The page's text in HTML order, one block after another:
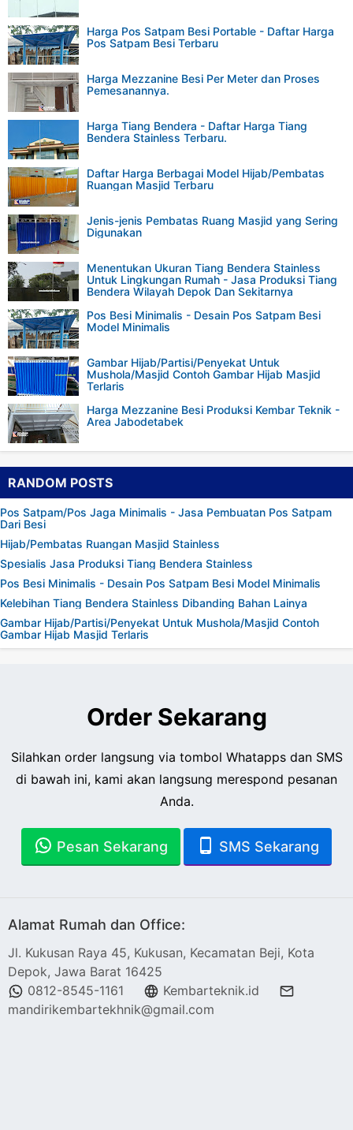
Harga Pos Satpam Besi Portable - Daftar Harga
Pos Satpam Besi Terbaru
Harga Mezzanine Besi Per Meter dan Proses
Pemesanannya.
Harga Tiang Bendera - Daftar Harga Tiang
Bendera Stainless Terbaru.
Daftar Harga Berbagai Model Hijab/Pembatas
Ruangan Masjid Terbaru
Jenis-jenis Pembatas Ruang Masjid yang Sering
Digunakan
Menentukan Ukuran Tiang Bendera Stainless
Untuk Lingkungan Rumah - Jasa Produksi Tiang
Bendera Wilayah Depok Dan Sekitarnya
Pos Besi Minimalis - Desain Pos Satpam Besi
Model Minimalis
Gambar Hijab/Partisi/Penyekat Untuk
Mushola/Masjid Contoh Gambar Hijab Masjid
Terlaris
Harga Mezzanine Besi Produksi Kembar Teknik -
Area Jabodetabek
RANDOM POSTS
Pos Satpam/Pos Jaga Minimalis - Jasa Pembuatan Pos Satpam
Dari Besi
Hijab/Pembatas Ruangan Masjid Stainless
Spesialis Jasa Produksi Tiang Bendera Stainless
Pos Besi Minimalis - Desain Pos Satpam Besi Model Minimalis
Kelebihan Tiang Bendera Stainless Dibanding Bahan Lainya
Gambar Hijab/Partisi/Penyekat Untuk Mushola/Masjid Contoh
Gambar Hijab Masjid Terlaris
Order Sekarang
Silahkan order langsung via tombol Whatapps dan SMS
di bawah ini, kami akan langsung merespond pesanan
Anda.
Pesan Sekarang SMS Sekarang
Alamat Rumah dan Office:
Jl. Kukusan Raya 45, Kukusan, Kecamatan Beji, Kota
Depok, Jawa Barat 16425
0812-8545-1161
Kembarteknik.id
mandirikembartekhnik@gmail.com